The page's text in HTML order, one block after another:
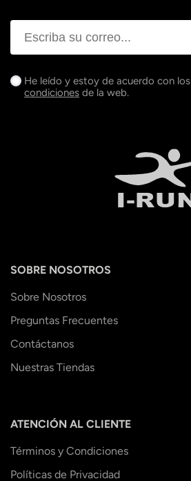
He leído y estoy de acuerdo con los
condiciones de la web.
SOBRE NOSOTROS
Sobre Nosotros
Preguntas Frecuentes
Contáctanos
Nuestras Tiendas
ATENCIÓN AL CLIENTE
Términos y Condiciones
Políticas de Privacidad